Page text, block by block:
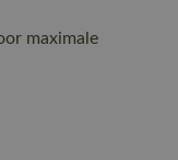
maximale